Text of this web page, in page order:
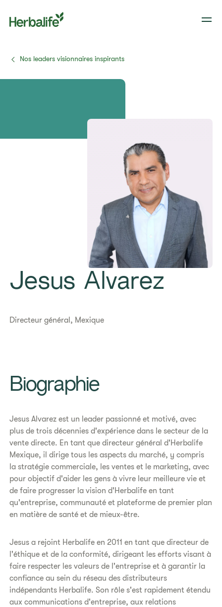
Nos leaders visionnaires inspirants
Jesus Alvarez
Directeur général, Mexique
Biographie
Jesus Alvarez est un leader passionné et motivé, avec
plus de trois décennies d'expérience dans le secteur de la
vente directe. En tant que directeur général d'Herbalife
Mexique, il dirige tous les aspects du marché, y compris
la stratégie commerciale, les ventes et le marketing, avec
pour objectif d'aider les gens à vivre leur meilleure vie et
de faire progresser la vision d'Herbalife en tant
qu'entreprise, communauté et plateforme de premier plan
en matière de santé et de mieux-être.
Jesus a rejoint Herbalife en 2011 en tant que directeur de
l'éthique et de la conformité, dirigeant les efforts visant à
faire respecter les valeurs de l'entreprise et à garantir la
confiance au sein du réseau des distributeurs
indépendants Herbalife. Son rôle s'est rapidement étendu
aux communications d'entreprise, aux relations